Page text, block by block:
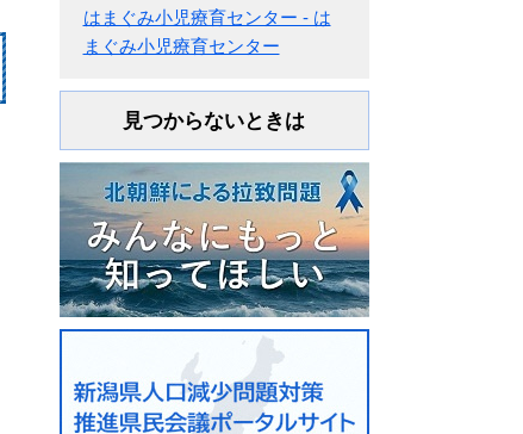
はまぐみ小児療育センター - は
まぐみ小児療育センター
見つからないときは